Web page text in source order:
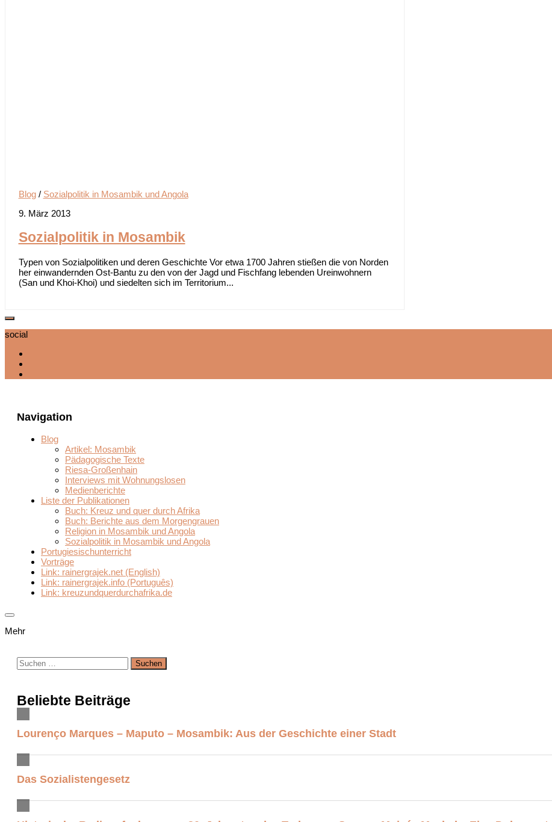
Blog/ Sozialpolitik in Mosambik und Angola
9. März 2013
Sozialpolitik in Mosambik
Typen von Sozialpolitiken und deren Geschichte Vor etwa 1700 Jahren stießen die von Norden
her einwandernden Ost-Bantu zu den von der Jagd und Fischfang lebenden Ureinwohnern
(San und Khoi-Khoi) und siedelten sich im Territorium...
social
Navigation
Blog
Artikel: Mosambik
Pädagogische Texte
Riesa-Großenhain
Interviews mit Wohnungslosen
Medienberichte
Liste der Publikationen
Buch: Kreuz und quer durch Afrika
Buch: Berichte aus dem Morgengrauen
Religion in Mosambik und Angola
Sozialpolitik in Mosambik und Angola
Portugiesischunterricht
Vorträge
Link: rainergrajek.net (English)
Link: rainergrajek.info (Português)
Link: kreuzundquerdurchafrika.de
Mehr
Suchen
nach:
Beliebte Beiträge
Lourenço Marques – Maputo – Mosambik: Aus der Geschichte einer Stadt
Das Sozialistengesetz